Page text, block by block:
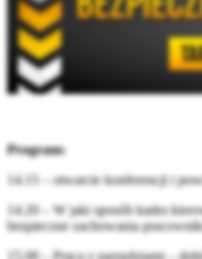
Program:
14.15 – otwarcie konferencji i
14.20 – W jaki sposób kadra
bezpieczne zachowania
15.00 – Praca z narzędziami –